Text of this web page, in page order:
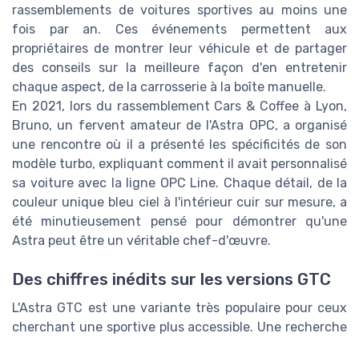
rassemblements de voitures sportives au moins une
fois par an. Ces événements permettent aux
propriétaires de montrer leur véhicule et de partager
des conseils sur la meilleure façon d'en entretenir
chaque aspect, de la carrosserie à la boîte manuelle.
En 2021, lors du rassemblement Cars & Coffee à Lyon,
Bruno, un fervent amateur de l'Astra OPC, a organisé
une rencontre où il a présenté les spécificités de son
modèle turbo, expliquant comment il avait personnalisé
sa voiture avec la ligne OPC Line. Chaque détail, de la
couleur unique bleu ciel à l'intérieur cuir sur mesure, a
été minutieusement pensé pour démontrer qu'une
Astra peut être un véritable chef-d'œuvre.
Des chiffres inédits sur les versions GTC
L'Astra GTC est une variante très populaire pour ceux
cherchant une sportive plus accessible. Une recherche